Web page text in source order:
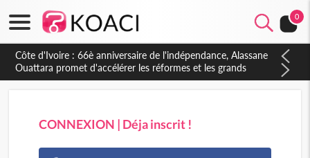
0
Côte d'Ivoire : 66è anniversaire de l'indépendance, Alassane
Ouattara promet d'accélérer les réformes et les grands
investissements pour une nation plus forte et plus prospère
CONNEXION | Déja inscrit !